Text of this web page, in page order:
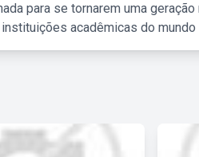
para se tornarem uma
acadêmicas do mundo